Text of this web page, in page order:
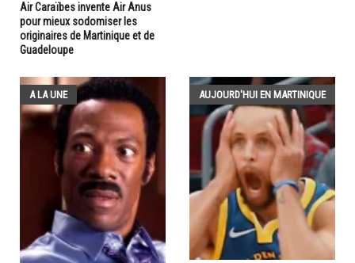
Air Caraïbes invente Air Anus
pour mieux sodomiser les
originaires de Martinique et de
Guadeloupe
A LA UNE AUJOURD'HUI EN MARTINIQUE